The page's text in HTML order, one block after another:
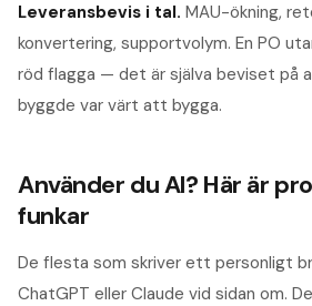
Leveransbevis i tal. MAU-ökning,
konvertering, supportvolym. En PO
röd flagga — det är själva beviset på
byggde var värt att bygga.
Använder du AI? Här är
funkar
De flesta som skriver ett personligt
ChatGPT eller Claude vid sidan om.